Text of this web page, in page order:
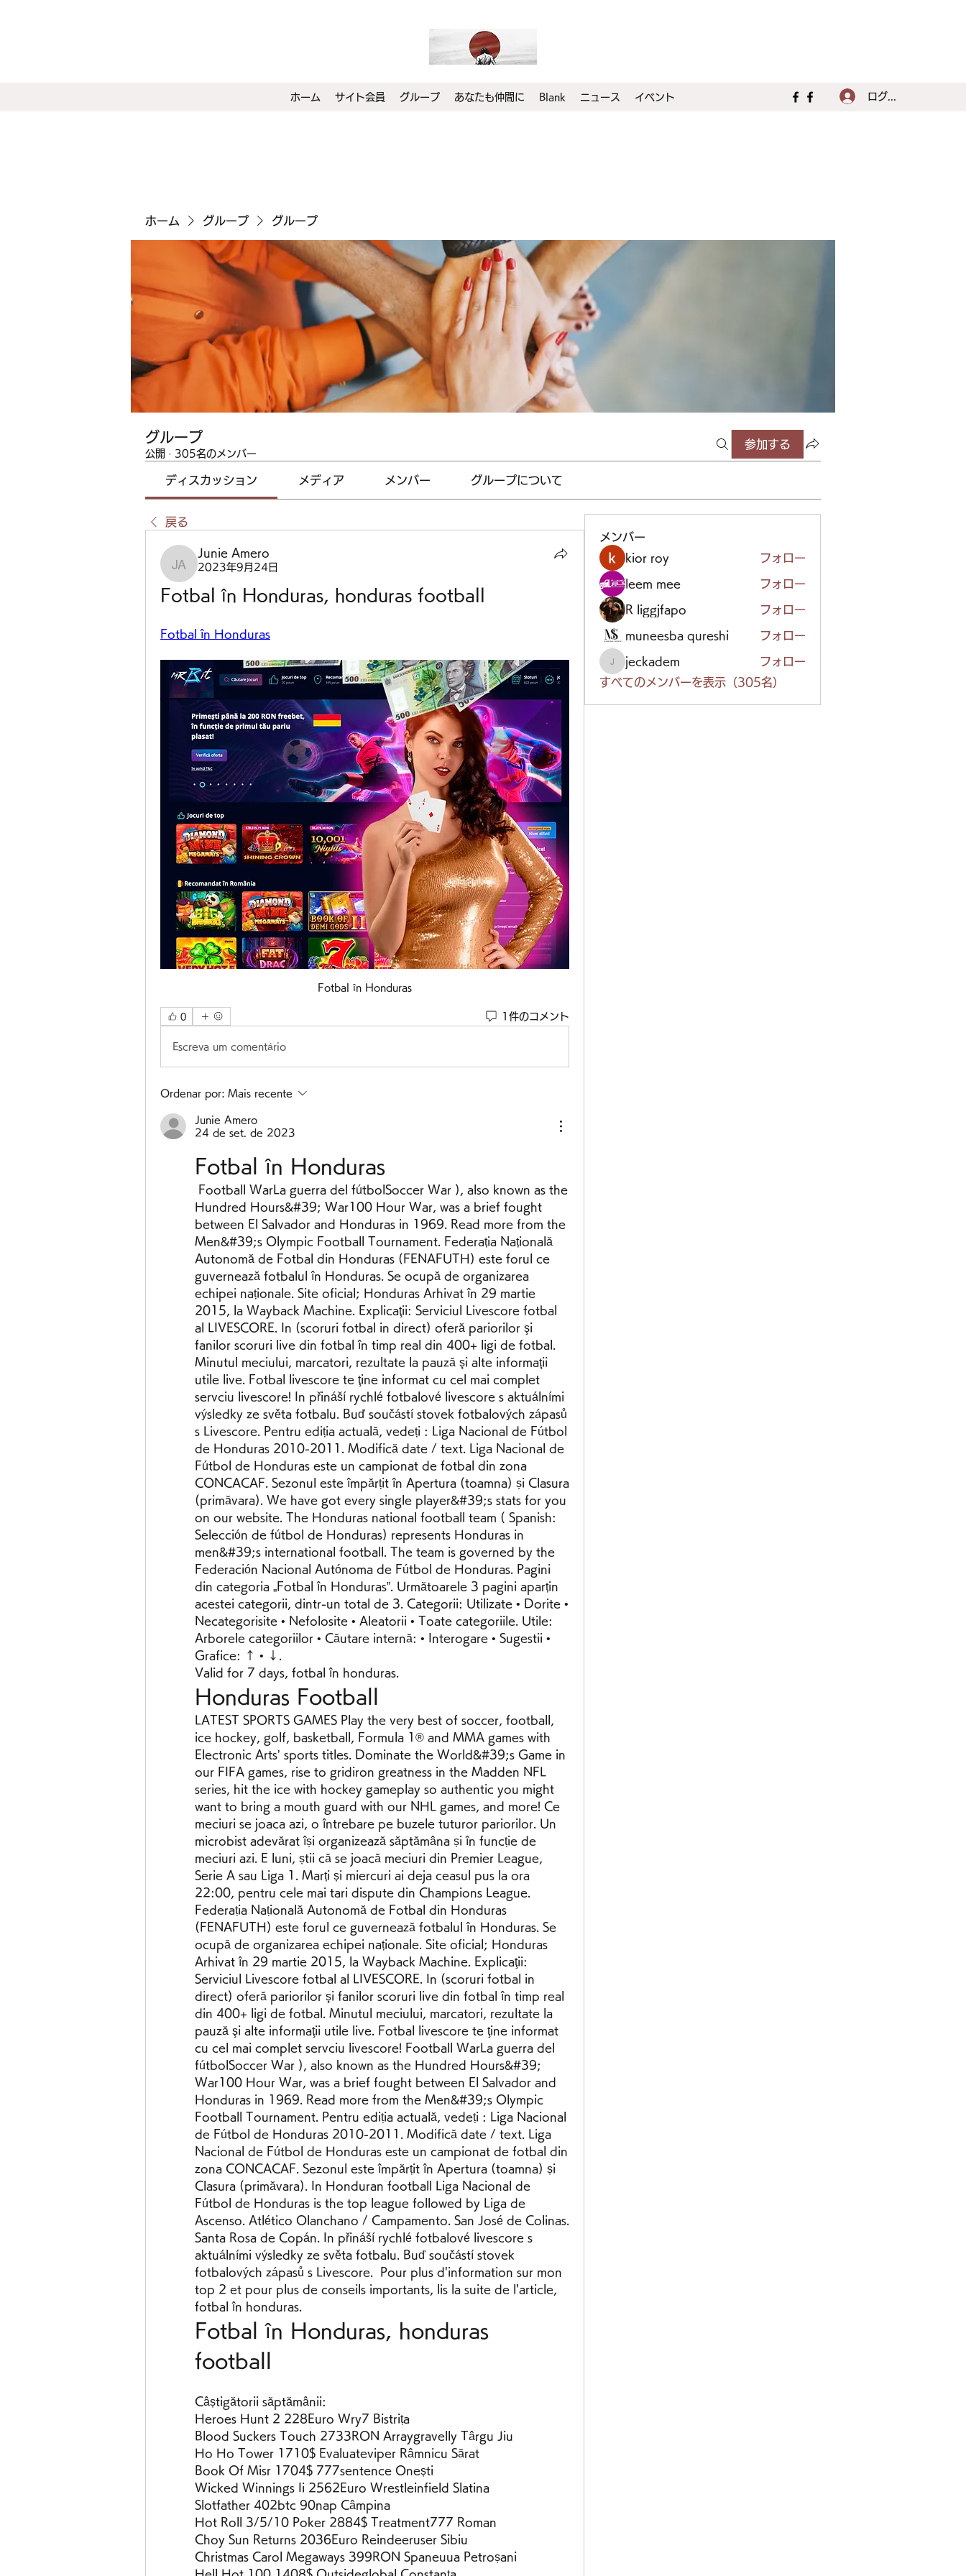
ホーム サイト会員 グループ あなたも仲間に Blank ニュース イベント ログイン
ホーム グループ グループ
グループ
公開 · 305名のメンバー
参加する
ディスカッション メディア メンバー グループについて
戻る
Junie Amero
Junie Amero
2023年9月24日
Fotbal în Honduras, honduras football
Fotbal în Honduras
Fotbal în Honduras
0 1件のコメント
Escreva um comentário
Ordenar por: Mais recente
Junie Amero
24 de set. de 2023
Fotbal în Honduras
Hundred Hours&#39; War100 Hour War, was a brief fought
between El Salvador and Honduras in 1969. Read more from the
Men&#39;s Olympic Football Tournament. Federația Națională
Autonomă de Fotbal din Honduras (FENAFUTH) este forul ce
guvernează fotbalul în Honduras. Se ocupă de organizarea
echipei naționale. Site oficial; Honduras Arhivat în 29 martie
2015, la Wayback Machine. Explicaţii: Serviciul Livescore fotbal
al LIVESCORE. In (scoruri fotbal in direct) oferă pariorilor şi
fanilor scoruri live din fotbal în timp real din 400+ ligi de fotbal.
Minutul meciului, marcatori, rezultate la pauză şi alte informaţii
utile live. Fotbal livescore te ţine informat cu cel mai complet
servciu livescore! In přináší rychlé fotbalové livescore s aktuálními
výsledky ze světa fotbalu. Buď součástí stovek fotbalových zápasů
s Livescore. Pentru ediția actuală, vedeți : Liga Nacional de Fútbol
de Honduras 2010-2011. Modifică date / text. Liga Nacional de
Fútbol de Honduras este un campionat de fotbal din zona
CONCACAF. Sezonul este împărțit în Apertura (toamna) și Clasura
(primăvara). We have got every single player&#39;s stats for you
on our website. The Honduras national football team ( Spanish:
Selección de fútbol de Honduras) represents Honduras in
men&#39;s international football. The team is governed by the
Federación Nacional Autónoma de Fútbol de Honduras. Pagini
din categoria „Fotbal în Honduras”. Următoarele 3 pagini aparțin
acestei categorii, dintr-un total de 3. Categorii: Utilizate • Dorite •
Necategorisite • Nefolosite • Aleatorii • Toate categoriile. Utile:
Arborele categoriilor • Căutare internă: • Interogare • Sugestii •
Grafice: ↑ • ↓.
Valid for 7 days, fotbal în honduras.
Honduras Football
LATEST SPORTS GAMES Play the very best of soccer, football,
ice hockey, golf, basketball, Formula 1® and MMA games with
Electronic Arts’ sports titles. Dominate the World&#39;s Game in
our FIFA games, rise to gridiron greatness in the Madden NFL
series, hit the ice with hockey gameplay so authentic you might
want to bring a mouth guard with our NHL games, and more! Ce
meciuri se joaca azi, o întrebare pe buzele tuturor pariorilor. Un
microbist adevărat își organizează săptămâna și în funcție de
meciuri azi. E luni, știi că se joacă meciuri din Premier League,
Serie A sau Liga 1. Marți și miercuri ai deja ceasul pus la ora
22:00, pentru cele mai tari dispute din Champions League.
Federația Națională Autonomă de Fotbal din Honduras
(FENAFUTH) este forul ce guvernează fotbalul în Honduras. Se
ocupă de organizarea echipei naționale. Site oficial; Honduras
Arhivat în 29 martie 2015, la Wayback Machine. Explicaţii:
Serviciul Livescore fotbal al LIVESCORE. In (scoruri fotbal in
direct) oferă pariorilor şi fanilor scoruri live din fotbal în timp real
din 400+ ligi de fotbal. Minutul meciului, marcatori, rezultate la
pauză şi alte informaţii utile live. Fotbal livescore te ţine informat
cu cel mai complet servciu livescore! Football WarLa guerra del
fútbolSoccer War ), also known as the Hundred Hours&#39;
War100 Hour War, was a brief fought between El Salvador and
Honduras in 1969. Read more from the Men&#39;s Olympic
Football Tournament. Pentru ediția actuală, vedeți : Liga Nacional
de Fútbol de Honduras 2010-2011. Modifică date / text. Liga
Nacional de Fútbol de Honduras este un campionat de fotbal din
zona CONCACAF. Sezonul este împărțit în Apertura (toamna) și
Clasura (primăvara). In Honduran football Liga Nacional de
Fútbol de Honduras is the top league followed by Liga de
Ascenso. Atlético Olanchano / Campamento. San José de Colinas.
Santa Rosa de Copán. In přináší rychlé fotbalové livescore s
aktuálními výsledky ze světa fotbalu. Buď součástí stovek
fotbalových zápasů s Livescore.  Pour plus d'information sur mon
top 2 et pour plus de conseils importants, lis la suite de l'article,
fotbal în honduras.
Fotbal în Honduras, honduras
football
Câștigătorii săptămânii:
Heroes Hunt 2 228Euro Wry7 Bistrița
Blood Suckers Touch 2733RON Arraygravelly Târgu Jiu
Ho Ho Tower 1710$ Evaluateviper Râmnicu Sărat
Book Of Misr 1704$ 777sentence Onești
Wicked Winnings Ii 2562Euro Wrestleinfield Slatina
Slotfather 402btc 90nap Câmpina
Hot Roll 3/5/10 Poker 2884$ Treatment777 Roman
Choy Sun Returns 2036Euro Reindeeruser Sibiu
Christmas Carol Megaways 399RON Spaneuua Petroșani
メンバー
kior roy
フォロー
leem mee フォロー
R liggjfapo フォロー
muneesba qureshi フォロー
jeckadem
jeckadem
フォロー
すべてのメンバーを表示（305名）